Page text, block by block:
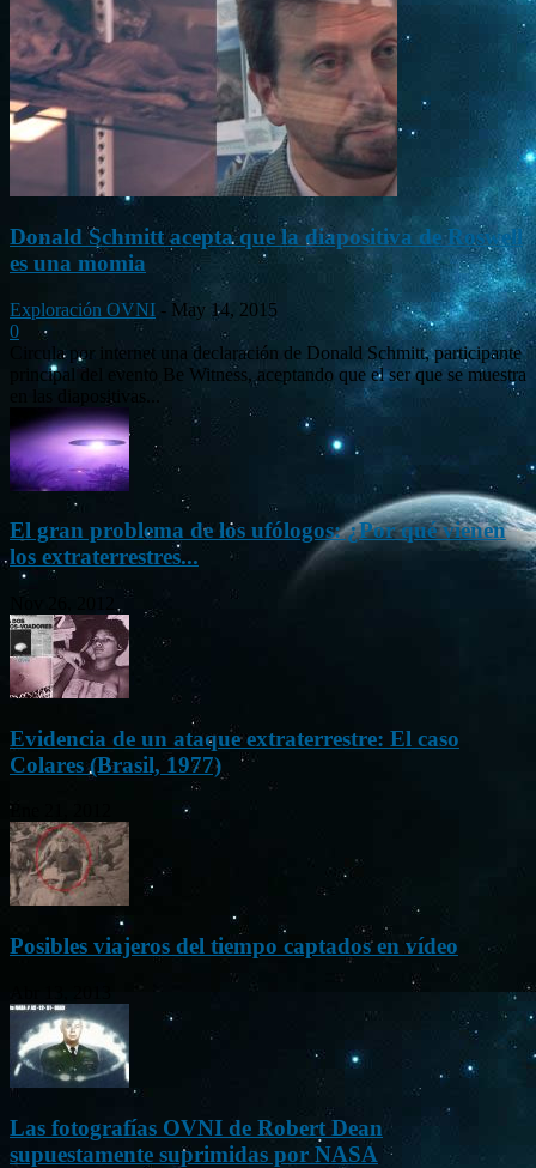
Donald Schmitt acepta que la diapositiva de Roswell
es una momia
Exploración OVNI - May 14, 2015
0
Circula por internet una declaración de Donald Schmitt, participante
principal del evento Be Witness, aceptando que el ser que se muestra
en las diapositivas...
El gran problema de los ufólogos: ¿Por qué vienen
los extraterrestres...
Evidencia de un ataque extraterrestre: El caso
Colares (Brasil, 1977)
Ene 21, 2012
Posibles viajeros del tiempo captados en vídeo
Las fotografías OVNI de Robert Dean
supuestamente suprimidas por NASA